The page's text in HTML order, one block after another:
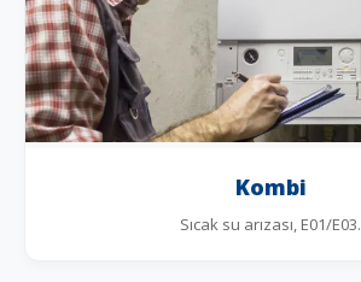
Kombi
Sıcak su arızası, E01/E03.